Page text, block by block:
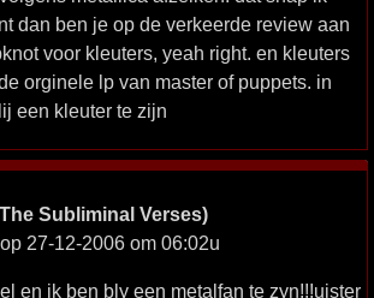
dan ben je op de verkeerde review aan
voor kleuters, yeah right. en kleuters
orginele lp van master of puppets. in
een kleuter te zijn
Subliminal Verses)
27-12-2006 om 06:02u
en ik ben bly een metalfan te zyn!!!uister